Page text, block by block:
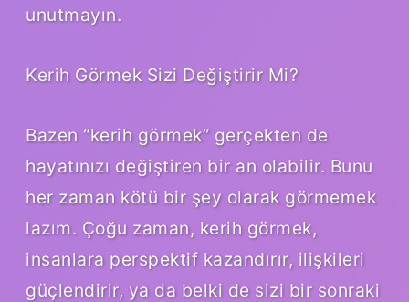
unutmayın.
Kerih Görmek Sizi Değiştirir Mi?
Bazen “kerih görmek” gerçekten de
hayatınızı değiştiren bir an olabilir. Bunu
her zaman kötü bir şey olarak görmemek
lazım. Çoğu zaman, kerih görmek,
insanlara perspektif kazandırır, ilişkileri
güçlendirir, ya da belki de sizi bir sonraki